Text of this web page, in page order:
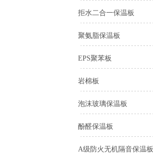
拒水二合一保温板
聚氨脂保温板
EPS聚苯板
岩棉板
泡沫玻璃保温板
酚醛保温板
A级防火无机隔音保温板